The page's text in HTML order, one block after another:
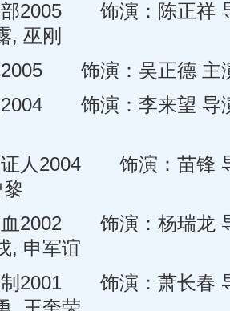
饰演：陈正祥 导
, 巫刚
饰演：吴正德 主演
饰演：李来望 导演
2004 饰演：苗锋 导
饰演：杨瑞龙 导
, 申军谊
饰演：萧长春 导